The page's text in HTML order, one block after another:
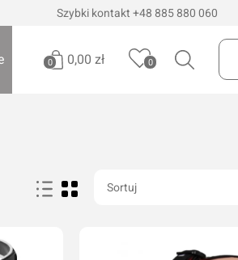
Szybki kontakt +48 885 880 060
Latarki i szperacze
0 0,00 zł 0
Sortuj